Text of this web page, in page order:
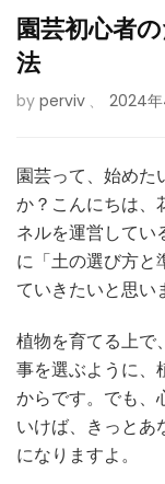
園芸初心者
法
by perviv 、 2024
園芸って、始めた
か？こんにちは、
ネルを運営してい
に「土の選び方と
ていきたいと思い
植物を育てる上で
事を選ぶように、
からです。でも、
いけば、きっとあ
になりますよ。